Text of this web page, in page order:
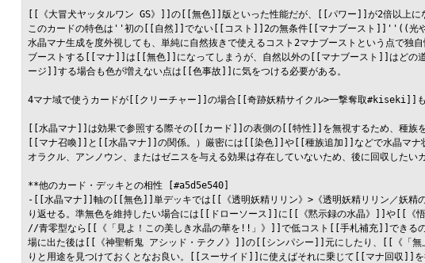
[[《大冒犬ヤッタルワン GS》]]の[[無色]]版といった性能だが、[[パワー]]が2倍以上
このカードの特色は''初の[[自然]]でない[[コスト]]2の無条件[[マナブースト]]''((光や
水晶マナ生成を度外視しても、単純に自然抜きで使えるコスト2マナブーストという点で
ブーストする[[マナ]]は[[無色]]になってしまうが、自然以外の[[マナブースト]]はどの道
ージ]]する場合も色が増えない点は[[色事故]]に気をつける必要がある。
4マナ域で使うカードが[[クリーチャー]]の場合[[奇跡妖精サイクル>一撃奪取#kiseki]]も
[[水晶マナ]]は効果で参照する際その[[カード]]の表側の[[特性]]を無視するため、種族
[[マナ召喚]]と[[水晶マナ]]の関係。）厳密には[[染色]]や[[種族追加]]などで水晶マナ
オラクル、アンノウン、またはゼニスを与える効果は存在していないため、後に回収した
**他のカード・デッキとの相性 [#a5d5e540]
-[[水晶マナ]]軸の[[無色]]単デッキでは[[《透明妖精リリン》>《透明妖精リリン／妖精
り返せる。準無色を維持したい場合には[[ドローソース]]に[[《黙示録の水晶》]]や[[《
//青零型なら[[《「見よ！この美しき水晶の華を!!」》]]で低コスト[[手札補充]]できるの
場に出た後は[[《神聖斬鬼 アシッド・テクノ》]]の[[シンパシー]]元にしたり、[[《「
りと用途を見つけておくとなお良い。[[スーサイド]]に使えばそれに乗じて[[マナ回収]]を